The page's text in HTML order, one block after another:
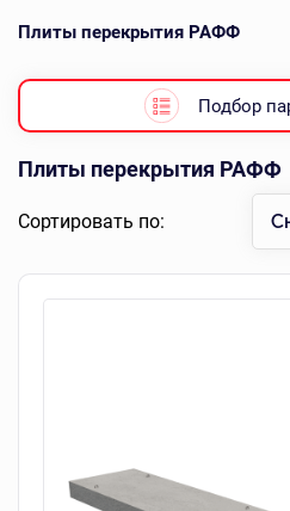
Плиты перекрытия РАФФ
Подбор
Плиты перекрытия РАФФ
Сортировать по: